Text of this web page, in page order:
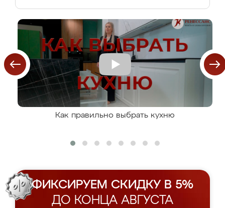
Как правильно выбрать кухню
ФИКСИРУЕМ СКИДКУ В 5%
ДО КОНЦА АВГУСТА